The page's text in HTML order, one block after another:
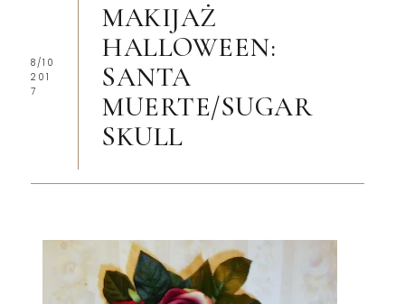
8/10
201
7
MAKIJAŻ
HALLOWEEN:
SANTA
MUERTE/SUGAR
SKULL